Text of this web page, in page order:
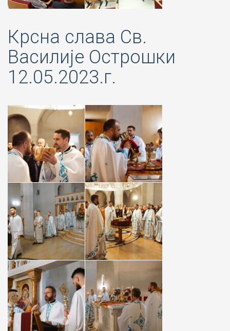
Крсна слава Св.
Василије Острошки
12.05.2023.г.